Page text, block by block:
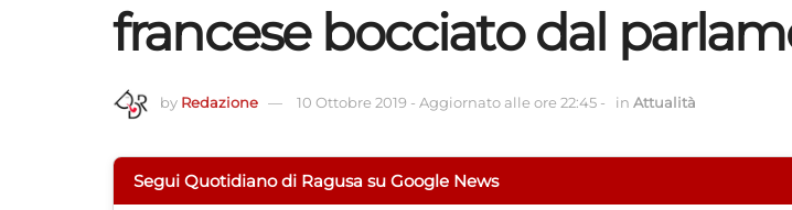
francese bocciato dal
by Redazione 10 Ottobre 2019 - Aggiornato alle ore 22:45 - in Attualità
Segui Quotidiano di Ragusa su Google News